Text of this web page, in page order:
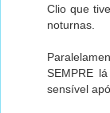
Clio que
noturnas.
SEMPRE
sensível